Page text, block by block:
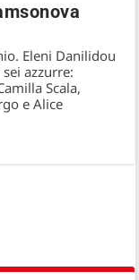
Eleni Danilidou
azzurre:
Scala,
e Alice